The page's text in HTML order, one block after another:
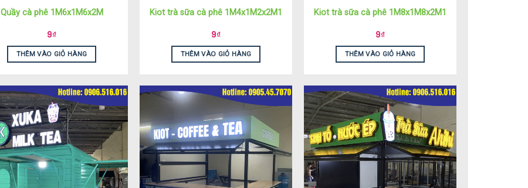
Quầy cà phê 1M6x1M6x2M
9₫
THÊM VÀO GIỎ HÀNG
Kiot trà sữa cà phê 1M4x1M2x2M1
9₫
THÊM VÀO GIỎ HÀNG
Kiot trà sữa cà phê 1M8x1M8x2M1
9₫
THÊM VÀO GIỎ HÀNG